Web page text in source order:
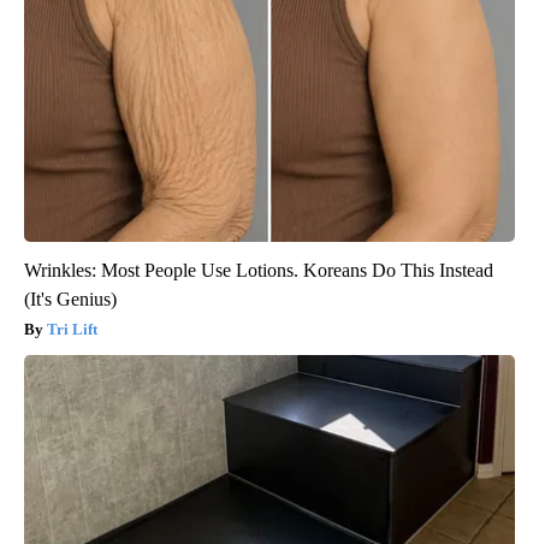
Wrinkles: Most People Use Lotions. Koreans Do This Instead
(It's Genius)
Tri Lift